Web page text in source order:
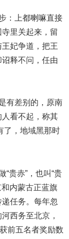
：上都喇嘛直接
里关起来，留
妃争道，把王
释不问，任由
有差别的，原南
看不起，称其
了，地域黑那时
贵赤”，也叫“贵
和内蒙古正蓝旗
任务。每年忽
西务至北京，
前五名者奖励数